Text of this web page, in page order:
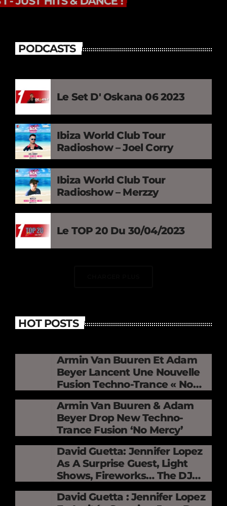
PODCASTS
Le Set D' Oskana 06 2023
Ibiza World Club Tour
Radioshow – Joel Corry
Ibiza World Club Tour
Radioshow – Merzzy
Le TOP 20 Du 30/04/2023
HOT POSTS
Armin Van Buuren Et Adam
Beyer Lancent Une Nouvelle
Fusion Techno-Trance « No
Mercy »
Armin Van Buuren & Adam
Beyer Drop New Techno-
Trance Fusion ‘No Mercy’
David Guetta: Jennifer Lopez
As A Surprise Guest, Light
Shows, Fireworks… The DJ
Electrifies The Stade De
France
David Guetta : Jennifer Lopez